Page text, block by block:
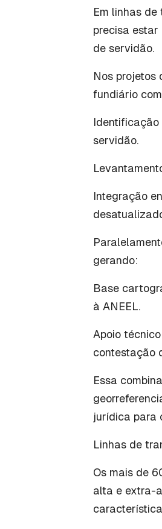
Em linhas
precisa
de servidão.
Nos projetos
fundiário
servidão.
Integração
gerando:
Base
à ANEEL.
Apoio
contestação
Essa
jurídica para
Linhas de
Os mais de
alta e extra-